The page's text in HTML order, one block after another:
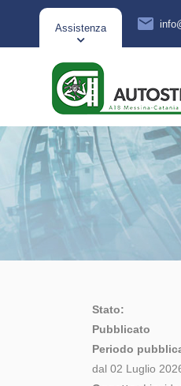
Assistenza
Stato:
Pubblicato
Periodo
dal 02 Luglio